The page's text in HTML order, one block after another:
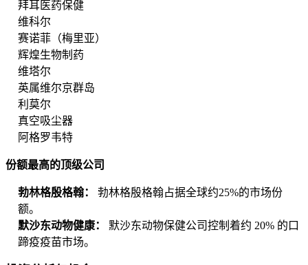
拜耳医药保健
维科尔
赛诺菲（梅里亚）
辉煌生物制药
维塔尔
英属维尔京群岛
利莫尔
真空吸尘器
阿格罗韦特
份额最高的顶级公司
勃林格殷格翰： 勃林格殷格翰占据全球约25%的市场份
额。
默沙东动物健康： 默沙东动物保健公司控制着约 20% 的口
蹄疫疫苗市场。